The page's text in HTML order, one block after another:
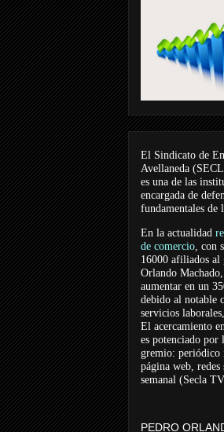
El Sindicato de
Avellaneda
es una de las
encargada de
fundamentales de
En la actualidad
de comercio, con
16000 afiliados al
Orlando
aumentar en un
debido al notable
servicios
El acercamiento
es potenciado por
gremio:
página web,
semanal (Secla
PEDRO